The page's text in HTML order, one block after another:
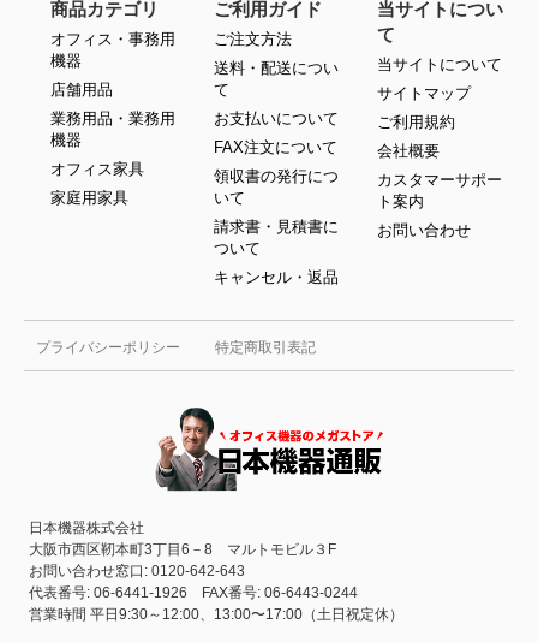
プライバシーポリシー 特定商取引表記
日本機器株式会社
大阪市西区靭本町3丁目6－8 マルトモビル３F
お問い合わせ窓口: 0120-642-643
代表番号: 06-6441-1926 FAX番号: 06-6443-0244
営業時間 平日9:30～12:00、13:00〜17:00（土日祝定休）
商品カテゴリ
オフィス・事務用
機器
店舗用品
業務用品・業務用
機器
オフィス家具
家庭用家具
ご利用ガイド
ご注文方法
送料・配送につい
て
お支払いについて
FAX注文について
領収書の発行につ
いて
請求書・見積書に
ついて
キャンセル・返品
当サイトについ
て
当サイトについて
サイトマップ
ご利用規約
会社概要
カスタマーサポー
ト案内
お問い合わせ